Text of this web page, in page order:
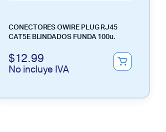
CONECTORES OWIRE PLUG RJ45
CAT5E BLINDADOS FUNDA 100u.
$12.99
No incluye IVA